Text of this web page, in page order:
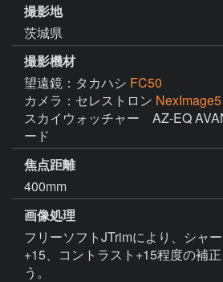
撮影地
茨城県
撮影機材
望遠鏡：タカハシ FC50
カメラ：セレストロン NexImage5
スカイウォッチャー　AZ-EQ
ード
焦点距離
400mm
画像処理
フリーソフトJTrimにより、シャ
+15、コントラスト+15程度の補
う。